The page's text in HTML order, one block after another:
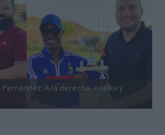
A la derecha, Anelka y